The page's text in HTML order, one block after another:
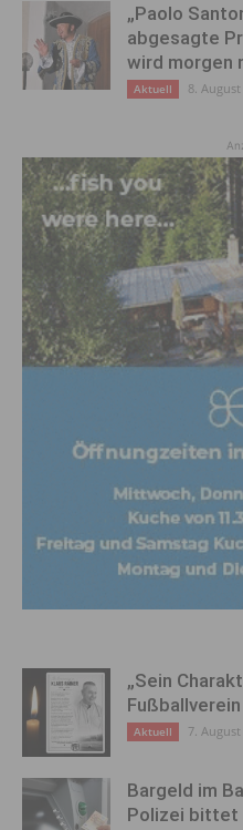
„Paolo
abgesagte
wird morgen
Aktuell 8.
„Sein
Aktuell 7.
Bargeld im
Polizei bittet